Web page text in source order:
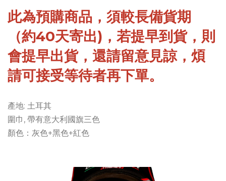
此為預購商品，須較長備貨期
（約40天寄出)，若提早到貨，則
會提早出貨，還請留意見諒，煩
請可接受等待者再下單。
產地: 土耳其
圍巾, 帶有意大利國旗三色
顏色：灰色+黑色+紅色